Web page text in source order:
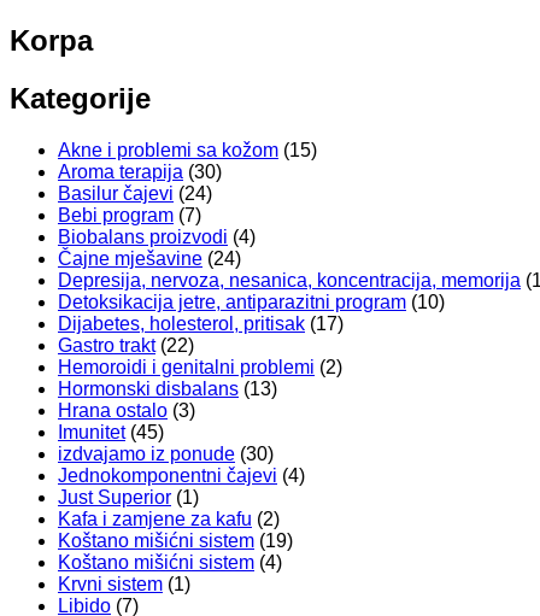
Korpa
Kategorije
Akne i problemi sa kožom (15)
Aroma terapija (30)
Basilur čajevi (24)
Bebi program (7)
Biobalans proizvodi (4)
Čajne mješavine (24)
Depresija, nervoza, nesanica, koncentracija, memorija
Detoksikacija jetre, antiparazitni program (10)
Dijabetes, holesterol, pritisak (17)
Gastro trakt (22)
Hemoroidi i genitalni problemi (2)
Hormonski disbalans (13)
Hrana ostalo (3)
Imunitet (45)
izdvajamo iz ponude (30)
Jednokomponentni čajevi (4)
Just Superior (1)
Kafa i zamjene za kafu (2)
Koštano mišićni sistem (19)
Koštano mišićni sistem (4)
Krvni sistem (1)
Libido (7)